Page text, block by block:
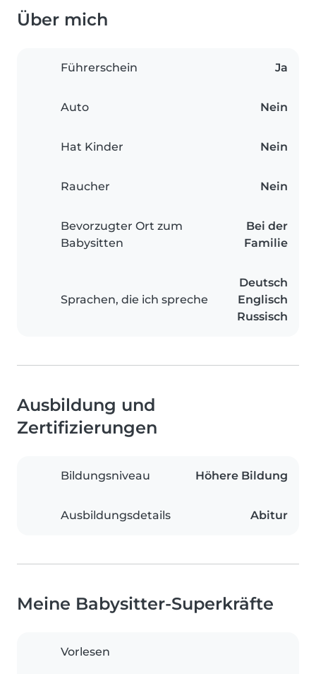
Über mich
Führerschein Ja
Auto Nein
Hat Kinder Nein
Raucher Nein
Bevorzugter Ort zum
Babysitten
Bei der
Familie
Sprachen, die ich spreche
Deutsch
Englisch
Russisch
Ausbildung und
Zertifizierungen
Bildungsniveau Höhere Bildung
Ausbildungsdetails Abitur
Meine Babysitter-Superkräfte
Vorlesen